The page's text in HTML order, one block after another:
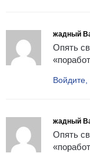
жадный
Опять
Войдите,
жадный
Опять